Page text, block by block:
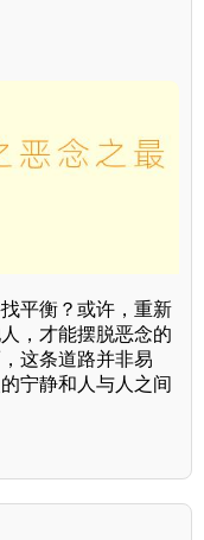
平衡？或许，重新
，才能摆脱恶念的
这条道路并非易
宁静和人与人之间